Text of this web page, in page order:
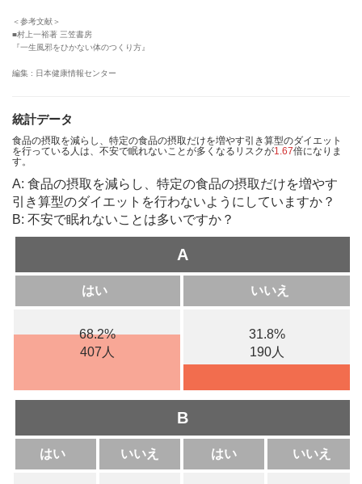
＜参考文献＞
■村上一裕著 三笠書房
『一生風邪をひかない体のつくり方』
編集 : 日本健康情報センター
統計データ
食品の摂取を減らし、特定の食品の摂取だけを増やす引き算型のダイエット
を行っている人は、不安で眠れないことが多くなるリスクが1.67倍になりま
す。
A: 食品の摂取を減らし、特定の食品の摂取だけを増やす
引き算型のダイエットを行わないようにしていますか？
B: 不安で眠れないことは多いですか？
A
はい いいえ
68.2%
407人
31.8%
190人
B
はい いいえ はい いいえ